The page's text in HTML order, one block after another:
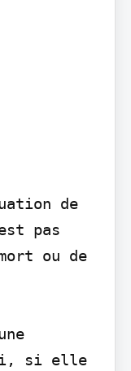
de
pas
ou de
si elle